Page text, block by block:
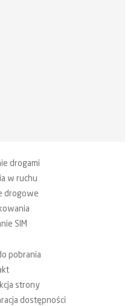
drogami
w ruchu
drogowe
SIM
pobrania
strony
dostępności